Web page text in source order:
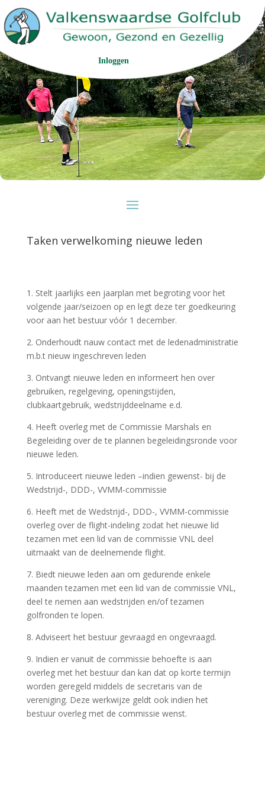
Inloggen
Taken verwelkoming nieuwe leden
1. Stelt jaarlijks een jaarplan met begroting voor het
volgende jaar/seizoen op en legt deze ter goedkeuring
voor aan het bestuur vóór 1 december.
2. Onderhoudt nauw contact met de ledenadministratie
m.b.t nieuw ingeschreven leden
3. Ontvangt nieuwe leden en informeert hen over
gebruiken, regelgeving, openingstijden,
clubkaartgebruik, wedstrijddeelname e.d.
4. Heeft overleg met de Commissie Marshals en
Begeleiding over de te plannen begeleidingsronde voor
nieuwe leden.
5. Introduceert nieuwe leden –indien gewenst- bij de
Wedstrijd-, DDD-, VVMM-commissie
6. Heeft met de Wedstrijd-, DDD-, VVMM-commissie
overleg over de flight-indeling zodat het nieuwe lid
tezamen met een lid van de commissie VNL deel
uitmaakt van de deelnemende flight.
7. Biedt nieuwe leden aan om gedurende enkele
maanden tezamen met een lid van de commissie VNL,
deel te nemen aan wedstrijden en/of tezamen
golfronden te lopen.
8. Adviseert het bestuur gevraagd en ongevraagd.
9. Indien er vanuit de commissie behoefte is aan
overleg met het bestuur dan kan dat op korte termijn
worden geregeld middels de secretaris van de
vereniging. Deze werkwijze geldt ook indien het
bestuur overleg met de commissie wenst.